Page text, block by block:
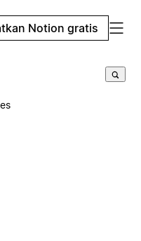
Notion gratis